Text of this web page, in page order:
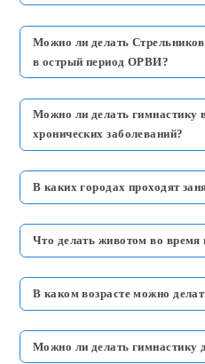
Можно ли делать
в острый период ОРВИ?
Можно ли делать гимнастику
хронических заболеваний?
В каких городах проходят
Что делать животом во время
В каком возрасте можно
Можно ли делать гимнастику